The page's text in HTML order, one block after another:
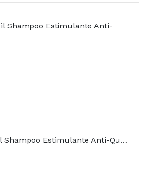
Dercos Aminexil Shampoo Estimulante Anti-Queda 400ml